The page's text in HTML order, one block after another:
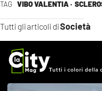
TAG VIBO VALENTIA ·
Tutti gli articoli diSocietà